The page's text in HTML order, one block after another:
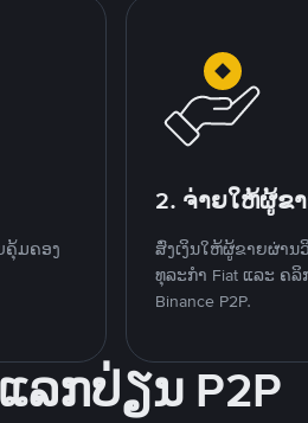
ຄຸ້ມຄອງ
2. ຈ່າຍໃຫ້ຜູ້ຂ
ສົ່ງເງິນໃຫ້ຜູ້ຂາຍຜ່ານ
ທຸລະກໍາ Fiat ແລະ ຄ
Binance P2P.
ລກປ່ຽນ P2P